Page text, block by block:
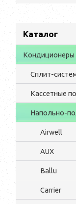
Каталог
Кондиционеры
Сплит-
Кассетные
Напольно-
Airwell
AUX
Ballu
Carrier